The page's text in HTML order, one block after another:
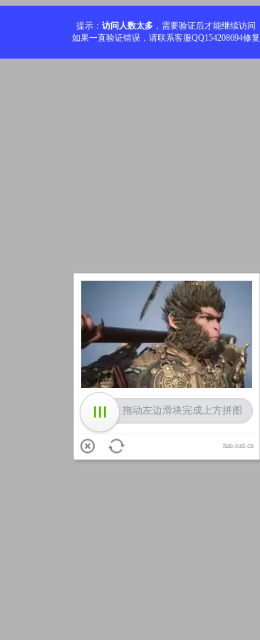
提示： 访问人数太多 ，需要验证后才能继续访问
如果一直验证错误，请联系客服QQ154208694修复
加载中
拖动左边滑块完成上方拼图
hao.sud.cn